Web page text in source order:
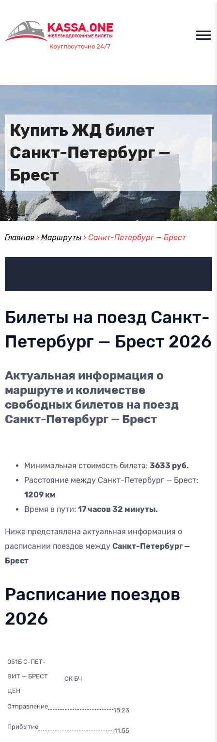
Круглосуточно 24/7
Купить ЖД билет
Санкт-Петербург —
Брест
Главная › Маршруты › Санкт-Петербург — Брест
Билеты на поезд Санкт-
Петербург — Брест 2026
Актуальная информация о
маршруте и количестве
свободных билетов на поезд
Санкт-Петербург — Брест
Минимальная стоимость билета: 3633 руб.
Расстояние между Санкт-Петербург — Брест:
1209 км
Время в пути: 17 часов 32 минуты.
Ниже представлена актуальная информация о
расписании поездов между Санкт-Петербург —
Брест
Расписание поездов
2026
051Б С-ПЕТ-
ВИТ — БРЕСТ
ЦЕН
СК БЧ
Отправление
18:23
Прибытие
11:55